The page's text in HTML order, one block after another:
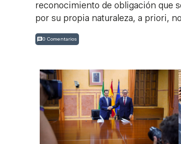
reconocimiento de obligación que
por su propia naturaleza, a priori,
0 Comentarios